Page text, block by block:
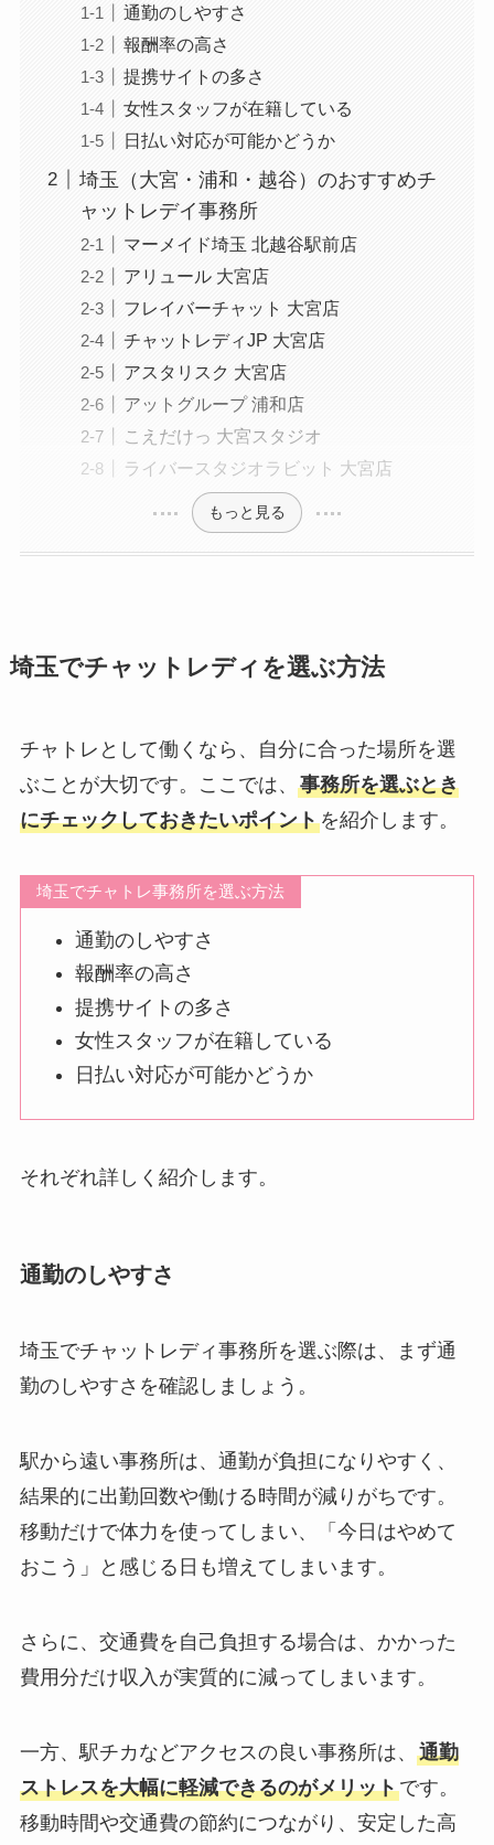
通勤のしやすさ
報酬率の高さ
提携サイトの多さ
女性スタッフが在籍している
日払い対応が可能かどうか
埼玉（大宮・浦和・越谷）のおすすめチ
ャットレデイ事務所
マーメイド埼玉 北越谷駅前店
アリュール 大宮店
フレイバーチャット 大宮店
チャットレディJP 大宮店
アスタリスク 大宮店
アットグループ 浦和店
こえだけっ 大宮スタジオ
ライバースタジオラビット 大宮店
もっと見る
埼玉でチャットレディを選ぶ方法
チャトレとして働くなら、自分に合った場所を選
ぶことが大切です。ここでは、 事務所を選ぶとき
にチェックしておきたいポイントを紹介します。
埼玉でチャトレ事務所を選ぶ方法
通勤のしやすさ
報酬率の高さ
提携サイトの多さ
女性スタッフが在籍している
日払い対応が可能かどうか
それぞれ詳しく紹介します。
通勤のしやすさ
埼玉でチャットレディ事務所を選ぶ際は、まず通
勤のしやすさを確認しましょう。
駅から遠い事務所は、通勤が負担になりやすく、
結果的に出勤回数や働ける時間が減りがちです。
移動だけで体力を使ってしまい、「今日はやめて
おこう」と感じる日も増えてしまいます。
さらに、交通費を自己負担する場合は、かかった
費用分だけ収入が実質的に減ってしまいます。
一方、駅チカなどアクセスの良い事務所は、 通勤
ストレスを大幅に軽減できるのがメリットです。
移動時間や交通費の節約につながり、安定した高